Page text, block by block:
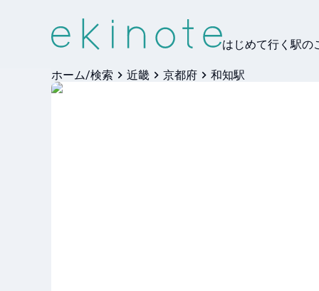
はじめて行く駅の
ホーム/検索 近畿 京都府 和知駅